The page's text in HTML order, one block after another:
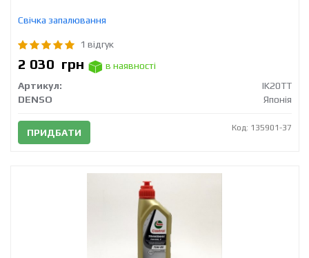
Свічка запалювання
1 відгук
2 030 грн
в наявності
Артикул:
IK20TT
DENSO
Японія
ПРИДБАТИ Код: 135901-37